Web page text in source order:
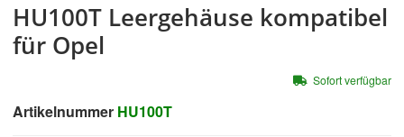
HU100T Leergehäuse kompatibel
für Opel
Artikelnummer HU100T
Sofort verfügbar